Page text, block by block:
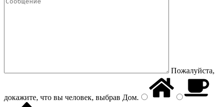
Пожалуйста,
докажите, что вы человек, выбрав Дом.